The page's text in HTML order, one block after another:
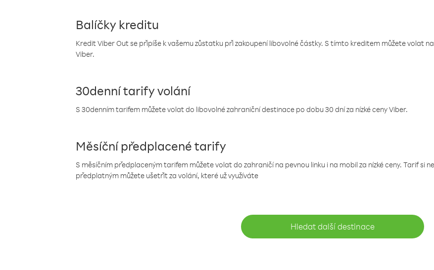
Balíčky kreditu
Kredit Viber Out se připíše k vašemu zůstatku při zakoupení libovolné částky. S tímto kreditem můžete volat na
Viber.
30denní tarify volání
S 30denním tarifem můžete volat do libovolné zahraniční destinace po dobu 30 dní za nízké ceny Viber.
Měsíční předplacené tarify
S měsíčním předplaceným tarifem můžete volat do zahraničí na pevnou linku i na mobil za nízké ceny. Tarif si
předplatným můžete ušetřit za volání, které už využíváte
Hledat další destinace